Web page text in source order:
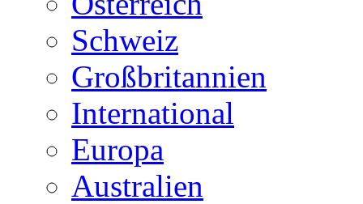
Schweiz
Großbritannien
International
Europa
Australien